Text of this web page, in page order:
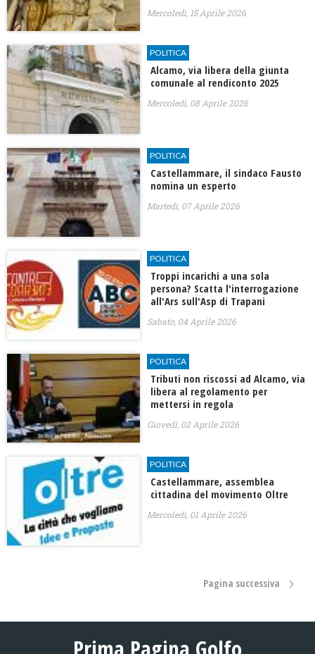
Mercoledì, 15 Aprile 2026
POLITICA
Alcamo, via libera della giunta
comunale al rendiconto 2025
Mercoledì, 08 Aprile 2026
POLITICA
Castellammare, il sindaco Fausto
nomina un esperto
Martedì, 07 Aprile 2026
POLITICA
Troppi incarichi a una sola
persona? Scatta l'interrogazione
all'Ars sull'Asp di Trapani
Sabato, 04 Aprile 2026
POLITICA
Tributi non riscossi ad Alcamo, via
libera al regolamento per
mettersi in regola
Giovedì, 02 Aprile 2026
POLITICA
Castellammare, assemblea
cittadina del movimento Oltre
Mercoledì, 01 Aprile 2026
Pagina successiva